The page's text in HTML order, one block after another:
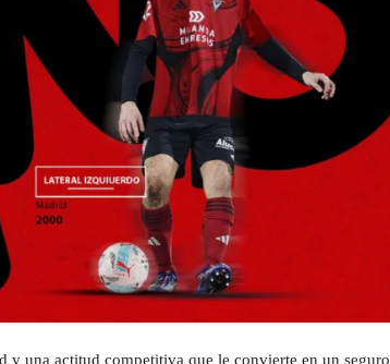
y una actitud competitiva que le convierte en un seguro